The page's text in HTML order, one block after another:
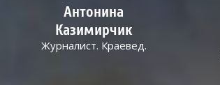
Антонина
Казимирчик
Журналист. Краевед.